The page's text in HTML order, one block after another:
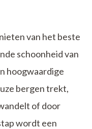
van het beste
schoonheid van
hoogwaardige
bergen trekt,
of door
wordt een